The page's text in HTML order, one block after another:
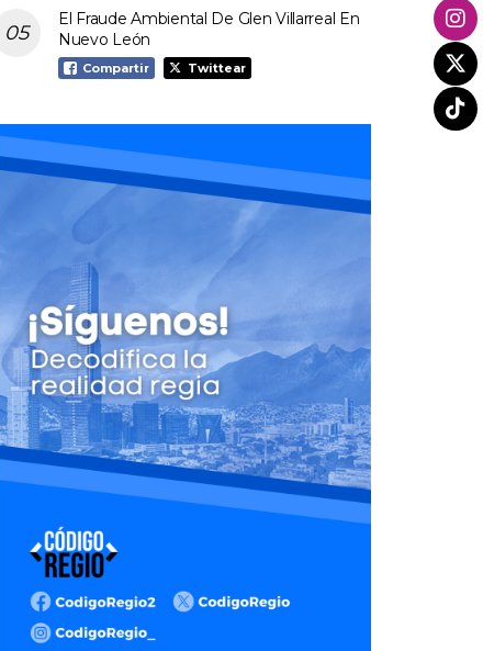
El Fraude Ambiental De Glen Villarreal En
Nuevo León
Compartir Twittear